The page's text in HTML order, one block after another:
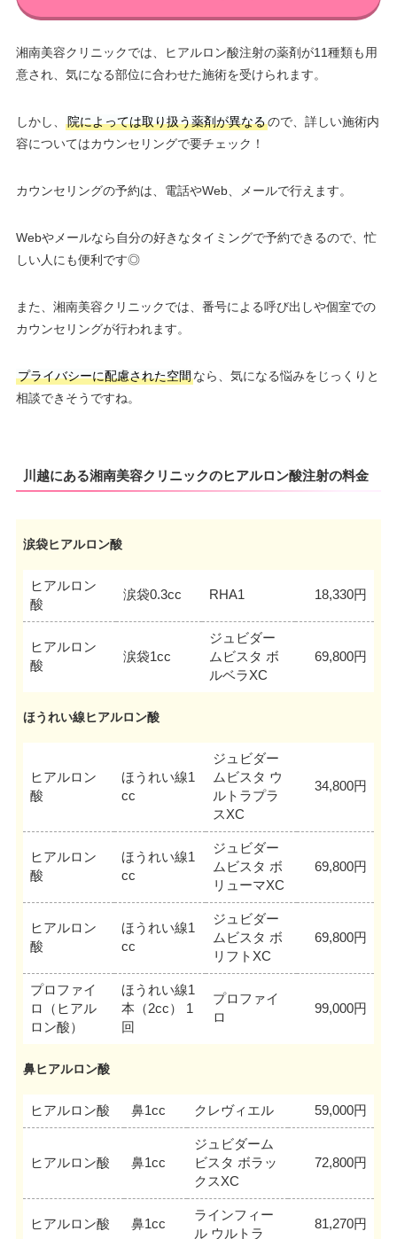
湘南美容クリニックでは、ヒアルロン酸注射の薬剤が11種類も用
意され、気になる部位に合わせた施術を受けられます。
しかし、 院によっては取り扱う薬剤が異なるので、詳しい施術内
容についてはカウンセリングで要チェック！
カウンセリングの予約は、電話やWeb、メールで行えます。
Webやメールなら自分の好きなタイミングで予約できるので、忙
しい人にも便利です◎
また、湘南美容クリニックでは、番号による呼び出しや個室での
カウンセリングが行われます。
プライバシーに配慮された空間なら、気になる悩みをじっくりと
相談できそうですね。
川越にある湘南美容クリニックのヒアルロン酸注射の料金
涙袋ヒアルロン酸
ヒアルロン
酸
涙袋0.3cc RHA1 18,330円
ヒアルロン
酸
涙袋1cc
ジュビダー
ムビスタ ボ
ルベラXC
69,800円
ほうれい線ヒアルロン酸
ヒアルロン
酸
ほうれい線1
cc
ジュビダー
ムビスタ ウ
ルトラプラ
スXC
34,800円
ヒアルロン
酸
ほうれい線1
cc
ジュビダー
ムビスタ ボ
リューマXC
69,800円
ヒアルロン
酸
ほうれい線1
cc
ジュビダー
ムビスタ ボ
リフトXC
69,800円
プロファイ
ロ（ヒアル
ロン酸）
ほうれい線1
本（2cc） 1
回
プロファイ
ロ
99,000円
鼻ヒアルロン酸
ヒアルロン酸 鼻1cc クレヴィエル 59,000円
ヒアルロン酸 鼻1cc
ジュビダーム
ビスタ ボラッ
クスXC
72,800円
ヒアルロン酸 鼻1cc
ラインフィー
ル ウルトラ
81,270円